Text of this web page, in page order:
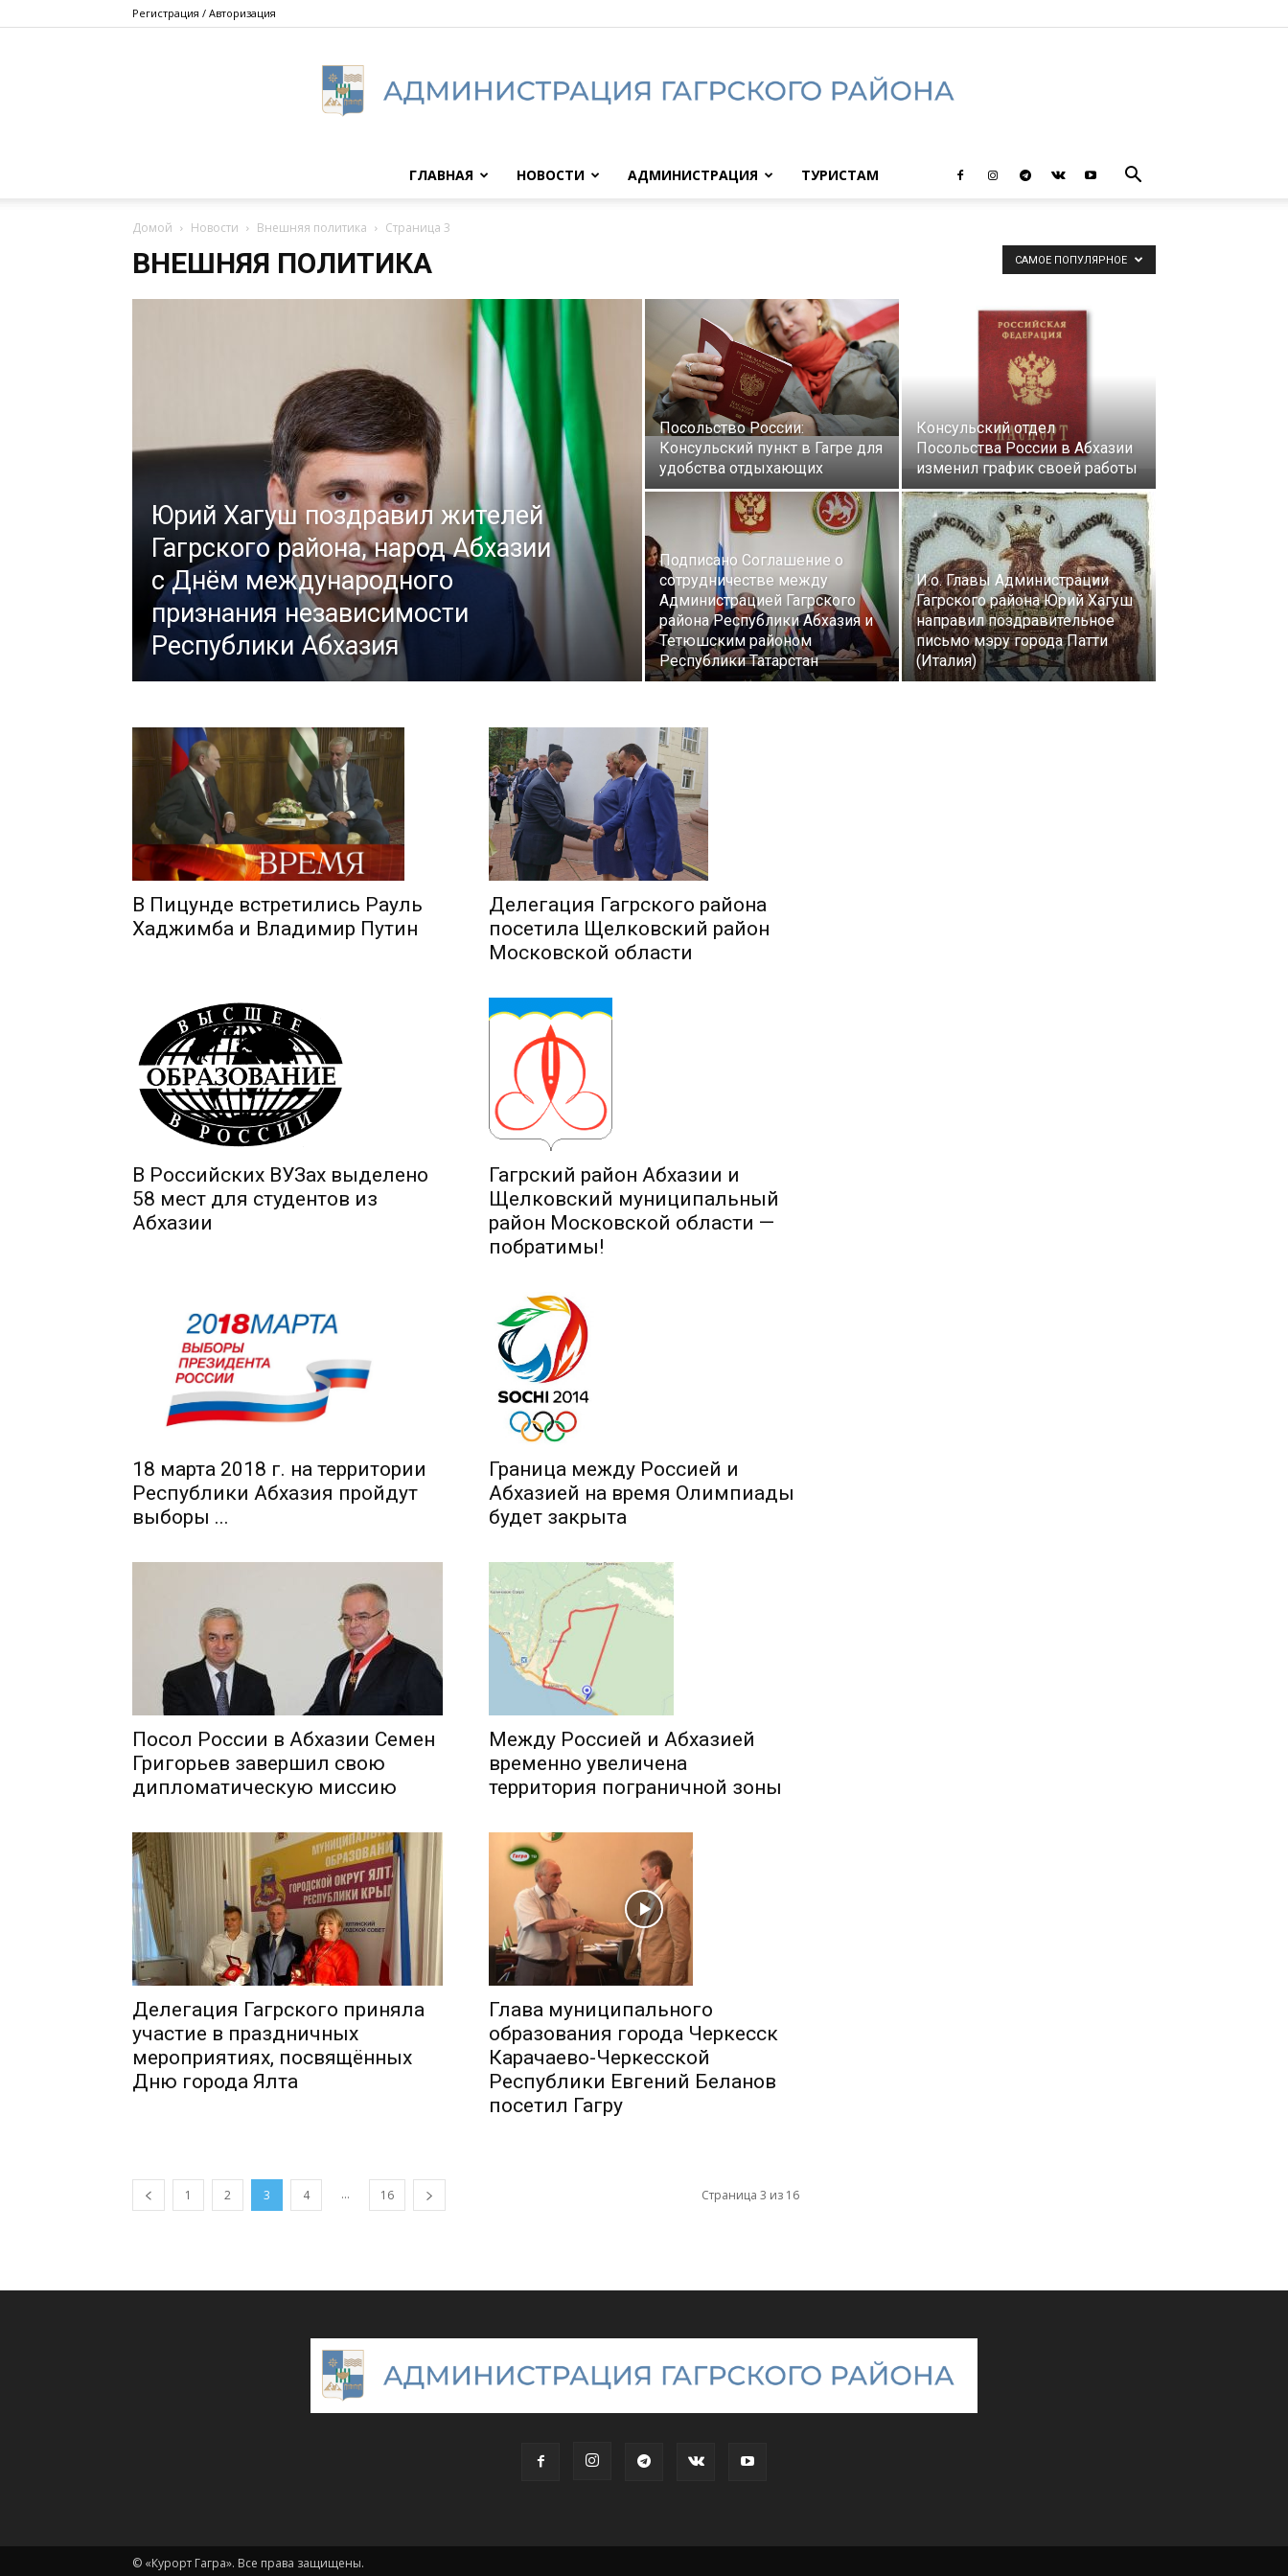
Регистрация / Авторизация
Администрация
района
ГЛАВНАЯ НОВОСТИ АДМИНИСТРАЦИЯ ТУРИСТАМ
Домой Новости Внешняя политика Страница 3
ВНЕШНЯЯ ПОЛИТИКА САМОЕ ПОПУЛЯРНОЕ
Юрий Хагуш поздравил жителей
Гагрского района, народ Абхазии
с Днём международного
признания независимости
Республики Абхазия
Посольство России:
Консульский пункт в Гагре для
удобства отдыхающих
Консульский отдел
Посольства России в Абхазии
изменил график своей работы
Подписано Соглашение о
сотрудничестве между
Администрацией Гагрского
района Республики Абхазия и
Тетюшским районом
Республики Татарстан
И.о. Главы Администрации
Гагрского района Юрий Хагуш
направил поздравительное
письмо мэру города Патти
(Италия)
В Пицунде встретились Рауль
Хаджимба и Владимир Путин
Делегация Гагрского района
посетила Щелковский район
Московской области
В Российских ВУЗах выделено
58 мест для студентов из
Абхазии
Гагрский район Абхазии и
Щелковский муниципальный
район Московской области —
побратимы!
18 марта 2018 г. на территории
Республики Абхазия пройдут
выборы ...
Граница между Россией и
Абхазией на время Олимпиады
будет закрыта
Посол России в Абхазии Семен
Григорьев завершил свою
дипломатическую миссию
Между Россией и Абхазией
временно увеличена
территория пограничной зоны
Делегация Гагрского приняла
участие в праздничных
мероприятиях, посвящённых
Дню города Ялта
Глава муниципального
образования города Черкесск
Карачаево-Черкесской
Республики Евгений Беланов
посетил Гагру
1 2 3 4 ... 16 Страница 3 из 16
© «Курорт Гагра». Все права защищены.